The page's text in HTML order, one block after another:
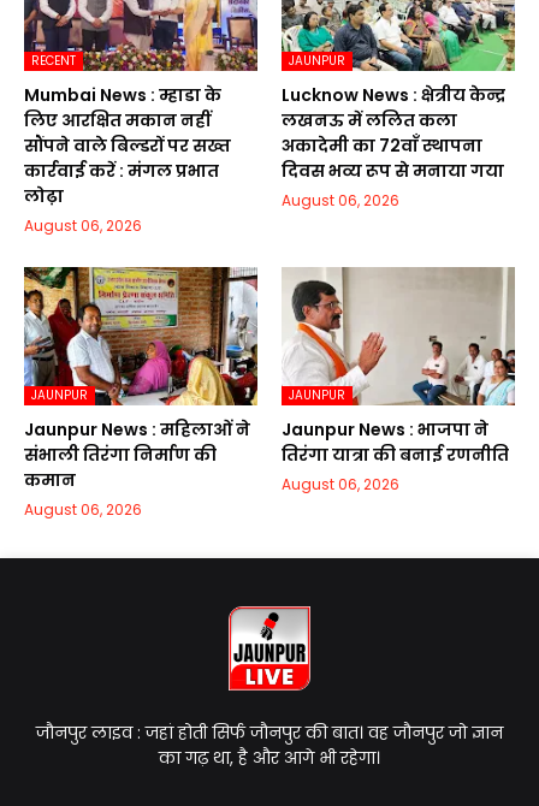
RECENT
Mumbai News : म्हाडा के
लिए आरक्षित मकान नहीं
सौंपने वाले बिल्डरों पर सख्त
कार्रवाई करें : मंगल प्रभात
लोढ़ा
August 06, 2026
JAUNPUR
Lucknow News : क्षेत्रीय केन्द्र
लखनऊ में ललित कला
अकादेमी का 72वाॅं स्थापना
दिवस भव्य रूप से मनाया गया
August 06, 2026
JAUNPUR
Jaunpur News : महिलाओं ने
संभाली तिरंगा निर्माण की
कमान
August 06, 2026
JAUNPUR
Jaunpur News : भाजपा ने
तिरंगा यात्रा की बनाई रणनीति
August 06, 2026
जौनपुर लाइव : जहां होती सिर्फ जौनपुर की बात। वह जौनपुर जो ज्ञान
का गढ़ था, है और आगे भी रहेगा।